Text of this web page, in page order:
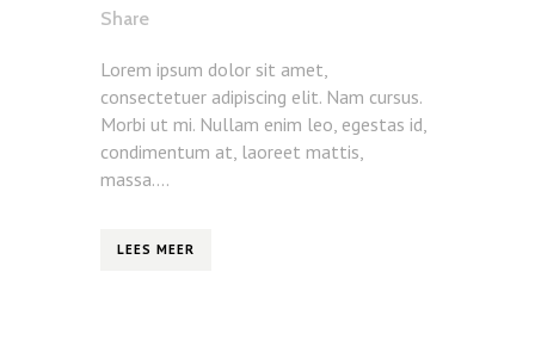
Share
Lorem ipsum dolor sit amet,
consectetuer adipiscing elit. Nam cursus.
Morbi ut mi. Nullam enim leo, egestas id,
condimentum at, laoreet mattis,
massa....
LEES MEER